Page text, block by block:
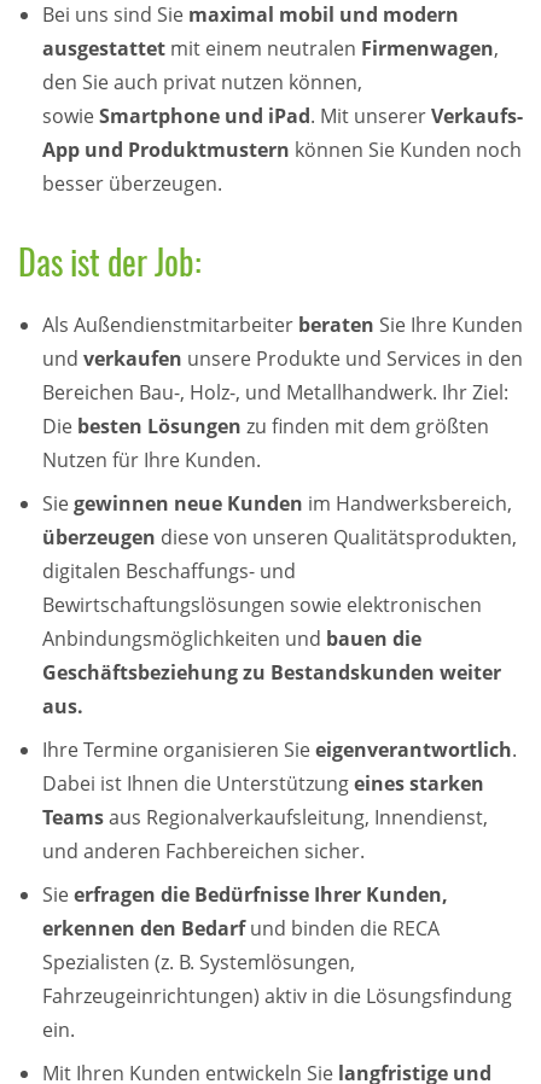
Bei uns sind Sie maximal mobil und modern
ausgestattet mit einem neutralen Firmenwagen,
den Sie auch privat nutzen können,
sowieSmartphone und iPad. Mit unsererVerkaufs-
App und Produktmustern können Sie Kunden noch
besser überzeugen.
Das ist der Job:
Als Außendienstmitarbeiter beraten Sie Ihre Kunden
und verkaufen unsere Produkte und Services in den
Bereichen Bau-, Holz-, und Metallhandwerk. Ihr Ziel:
Die besten Lösungen zu finden mit dem größten
Nutzen für Ihre Kunden.
Siegewinnen neue Kunden im Handwerksbereich,
überzeugen diese von unseren Qualitätsprodukten,
digitalen Beschaffungs- und
Bewirtschaftungslösungen sowie elektronischen
Anbindungsmöglichkeiten und bauen die
Geschäftsbeziehung zu Bestandskunden weiter
aus.
Ihre Termine organisieren Sieeigenverantwortlich.
Dabei ist Ihnen die Unterstützungeinesstarken
Teamsaus Regionalverkaufsleitung, Innendienst,
und anderen Fachbereichen sicher.
Sieerfragen die Bedürfnisse Ihrer Kunden,
erkennen den Bedarfund binden die RECA
Spezialisten (z. B. Systemlösungen,
Fahrzeugeinrichtungen) aktiv in die Lösungsfindung
ein.
Mit Ihren Kunden entwickeln Sie langfristige und